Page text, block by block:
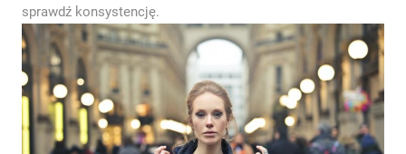
sprawdź konsystencję.